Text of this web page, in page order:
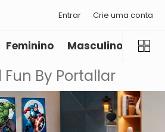
Entrar Crie uma conta
Feminino Masculino
Fun By Portallar